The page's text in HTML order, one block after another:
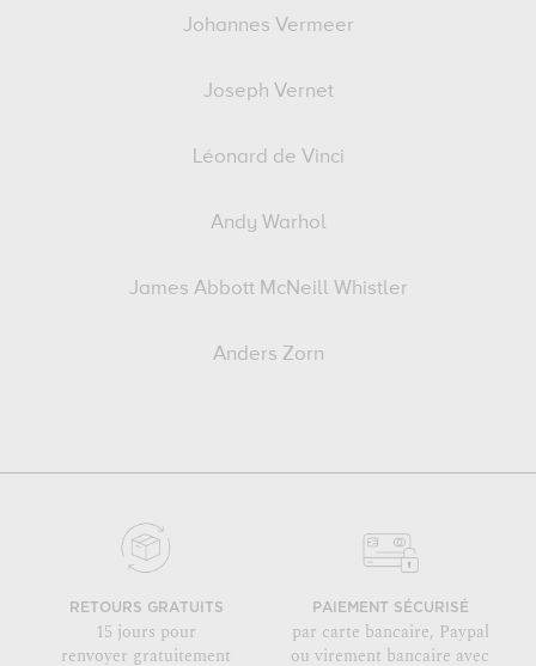
Johannes Vermeer
Joseph Vernet
Léonard de Vinci
Andy Warhol
James Abbott McNeill Whistler
Anders Zorn
RETOURS GRATUITS
15 jours pour
renvoyer gratuitement
PAIEMENT SÉCURISÉ
par carte bancaire, Paypal
ou virement bancaire avec